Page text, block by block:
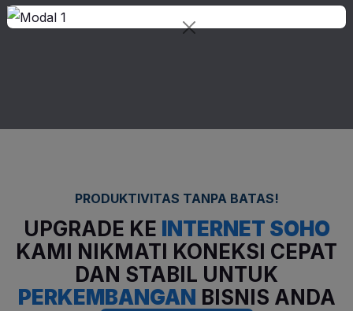
PRODUKTIVITAS TANPA BATAS!
UPGRADE KE INTERNET SOHO
KAMI NIKMATI KONEKSI CEPAT
DAN STABIL UNTUK
PERKEMBANGAN BISNIS ANDA